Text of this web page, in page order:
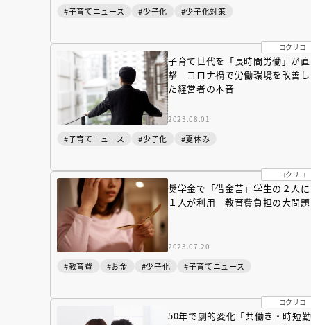
#子育てニュース #少子化 #少子化対策
コクリコ
子育て世代を「長時間労働」が直
撃 コロナ禍で労働環境を改善し
た経営者の本音
2023.08.01
#子育てニュース #少子化 #夏休み
コクリコ
奨学金で「借金苦」学生の２人に
１人が利用 教育費負担の大問題
2023.07.20
#教育費 #お金 #少子化 #子育てニュース
コクリコ
50年で劇的変化「共働き・時短勤
2025.02.17